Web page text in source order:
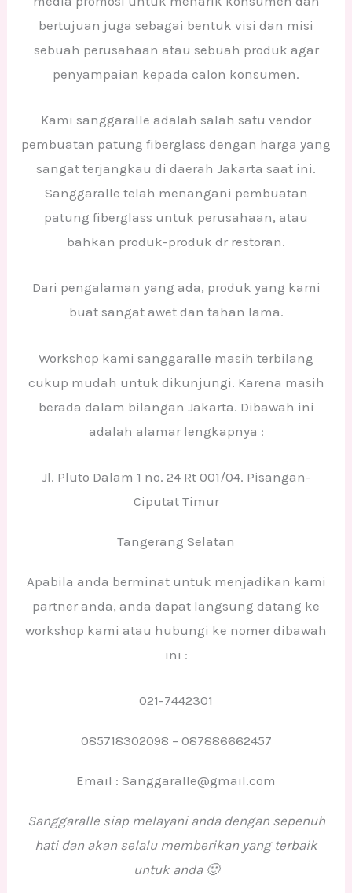
bertujuan juga sebagai bentuk visi dan misi
sebuah perusahaan atau sebuah produk agar
penyampaian kepada calon konsumen.
Kami sanggaralle adalah salah satu vendor
pembuatan patung fiberglass dengan harga yang
sangat terjangkau di daerah Jakarta saat ini.
Sanggaralle telah menangani pembuatan
patung fiberglass untuk perusahaan, atau
bahkan produk-produk dr restoran.
Dari pengalaman yang ada, produk yang kami
buat sangat awet dan tahan lama.
Workshop kami sanggaralle masih terbilang
cukup mudah untuk dikunjungi. Karena masih
berada dalam bilangan Jakarta. Dibawah ini
adalah alamar lengkapnya :
Jl. Pluto Dalam 1 no. 24 Rt 001/04. Pisangan-
Ciputat Timur
Tangerang Selatan
Apabila anda berminat untuk menjadikan kami
partner anda, anda dapat langsung datang ke
workshop kami atau hubungi ke nomer dibawah
ini :
021-7442301
085718302098 – 087886662457
Email : Sanggaralle@gmail.com
Sanggaralle siap melayani anda dengan sepenuh
hati dan akan selalu memberikan yang terbaik
untuk anda 🙂